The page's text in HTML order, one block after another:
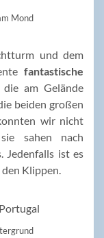
Mond
und dem
fantastische
am Gelände
beiden großen
wir nicht
sahen nach
Jedenfalls ist es
Klippen.